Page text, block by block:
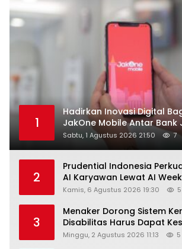
1
Hadirkan Inovasi Digital
JakOne Mobile Antar Bank
Raih Digital Excellence
Sabtu, 1 Agustus 2026 21:50 7
2
Prudential Indonesia
AI Karyawan Lewat AI Week
Kamis, 6 Agustus 2026 19:30 5
3
Menaker Dorong Sistem
Disabilitas Harus Dapat
Setara
Minggu, 2 Agustus 2026 11:13 5